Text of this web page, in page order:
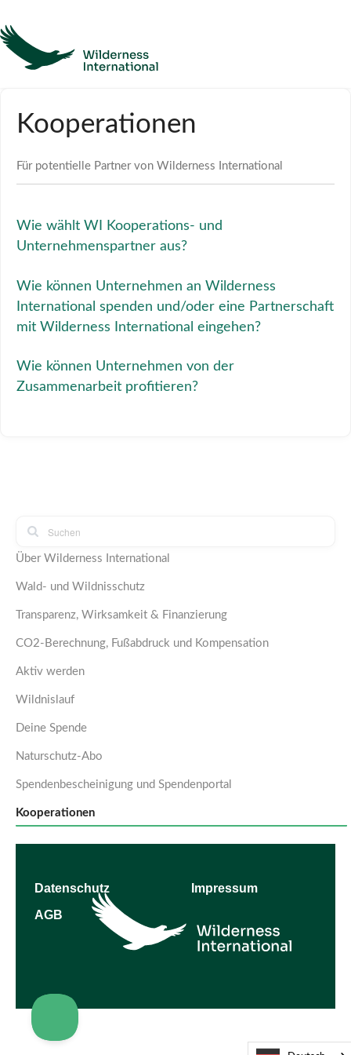
Kontakt
Kooperationen
Für potentielle Partner von Wilderness International
Wie wählt WI Kooperations- und
Unternehmenspartner aus?
Wie können Unternehmen an Wilderness
International spenden und/oder eine Partnerschaft
mit Wilderness International eingehen?
Wie können Unternehmen von der
Zusammenarbeit profitieren?
Über Wilderness International
Wald- und Wildnisschutz
Transparenz, Wirksamkeit & Finanzierung
CO2-Berechnung, Fußabdruck und Kompensation
Aktiv werden
Wildnislauf
Deine Spende
Naturschutz-Abo
Spendenbescheinigung und Spendenportal
Kooperationen
Datenschutz
Impressum
AGB